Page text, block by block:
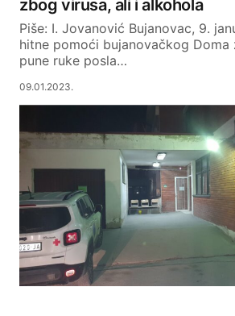
zbog virusa, ali i alkohola
Piše: I. Jovanović Bujanovac, 9.
hitne pomoći bujanovačkog Doma
pune ruke posla…
09.01.2023.